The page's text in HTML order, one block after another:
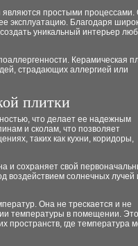
являются простыми процессами.
эксплуатацию. Благодаря
уникальный интерьер
Керамическая
страдающих аллергией или
плитки
что делает ее надежным
и сколам, что позволяет
таких как кухни, коридоры,
и сохраняет свой
воздействием солнечных лучей
Она не трескается и не
температуры в помещении. Это
пространств, где температура